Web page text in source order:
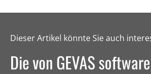
Dieser Artikel könnte Sie auch
Die von GEVAS